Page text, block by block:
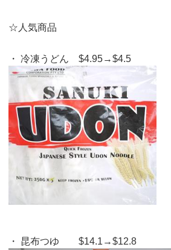
☆人気商品
・ 冷凍うどん $4.95→$4.5
・ 昆布つゆ $14.1→$12.8